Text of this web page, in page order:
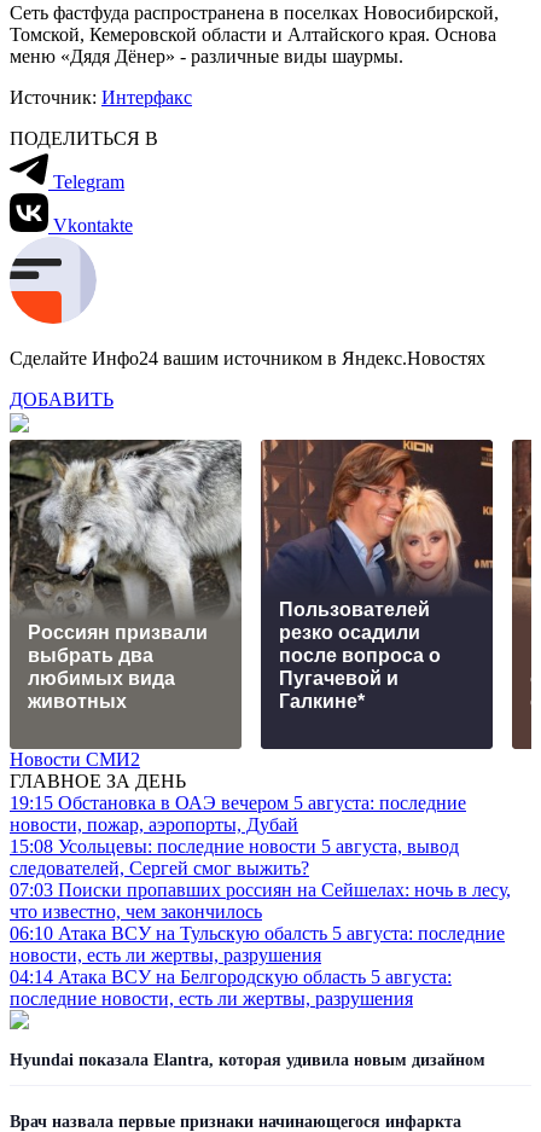
Сеть фастфуда распространена в поселках Новосибирской,
Томской, Кемеровской области и Алтайского края. Основа
меню «Дядя Дёнер» - различные виды шаурмы.
Источник: Интерфакс
ПОДЕЛИТЬСЯ В
Telegram
Vkontakte
Сделайте Инфо24 вашим источником в Яндекс.Новостях
ДОБАВИТЬ
Россиян призвали
выбрать два
любимых вида
животных
Пользователей
резко осадили
после вопроса о
Пугачевой и
Галкине*
Новости СМИ2
ГЛАВНОЕ ЗА ДЕНЬ
19:15 Обстановка в ОАЭ вечером 5 августа: последние
новости, пожар, аэропорты, Дубай
15:08 Усольцевы: последние новости 5 августа, вывод
следователей, Сергей смог выжить?
07:03 Поиски пропавших россиян на Сейшелах: ночь в лесу,
что известно, чем закончилось
06:10 Атака ВСУ на Тульскую обалсть 5 августа: последние
новости, есть ли жертвы, разрушения
04:14 Атака ВСУ на Белгородскую область 5 августа:
последние новости, есть ли жертвы, разрушения
Hyundai показала Elantra, которая удивила новым дизайном
Врач назвала первые признаки начинающегося инфаркта